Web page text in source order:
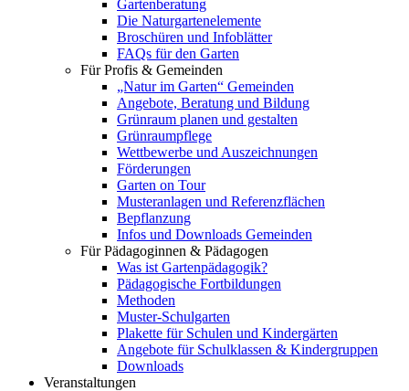
Gartenberatung
Die Naturgartenelemente
Broschüren und Infoblätter
FAQs für den Garten
Für Profis & Gemeinden
„Natur im Garten“ Gemeinden
Angebote, Beratung und Bildung
Grünraum planen und gestalten
Grünraumpflege
Wettbewerbe und Auszeichnungen
Förderungen
Garten on Tour
Musteranlagen und Referenzflächen
Bepflanzung
Infos und Downloads Gemeinden
Für Pädagoginnen & Pädagogen
Was ist Gartenpädagogik?
Pädagogische Fortbildungen
Methoden
Muster-Schulgarten
Plakette für Schulen und Kindergärten
Angebote für Schulklassen & Kindergruppen
Downloads
Veranstaltungen